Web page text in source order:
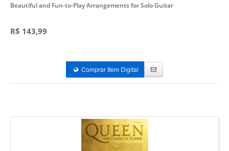
Beautiful and Fun-to-Play Arrangements for Solo Guitar
R$ 143,99
Comprar Item Digital